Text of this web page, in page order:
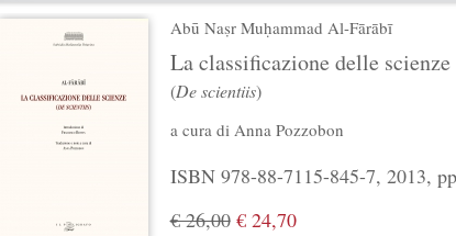
Abū Naṣr Muḥammad Al-Fārābī
La classificazione delle scienze
(De scientiis)
a cura di Anna Pozzobon
ISBN 978-88-7115-845-7, 2013,
€ 26,00€ 24,70